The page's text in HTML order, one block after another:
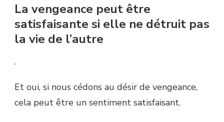
La vengeance peut être
satisfaisante si elle ne détruit pas
la vie de l’autre
.
Et oui, si nous cédons au désir de vengeance,
cela peut être un sentiment satisfaisant.